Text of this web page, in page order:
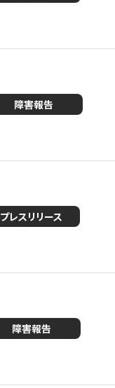
障害報告
プレスリリース
障害報告